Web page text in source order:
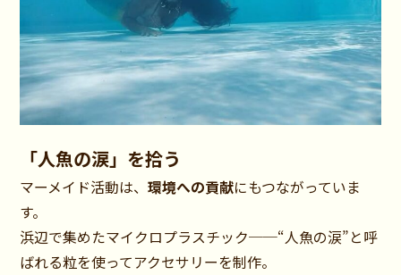
「人魚の涙」を拾う
マーメイド活動は、環境への貢献にもつながっていま
す。
浜辺で集めたマイクロプラスチック──“人魚の涙”と呼
ばれる粒を使ってアクセサリーを制作。